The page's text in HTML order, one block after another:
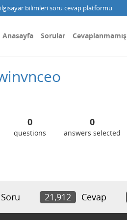
bilimleri soru cevap platformu
Anasayfa Sorular Cevaplanmamış
0
questions
0
answers selected
Soru 21,912 Cevap